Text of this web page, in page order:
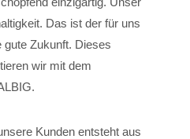
Das ist der für uns
gute Zukunft. Dieses
wir mit dem
Kunden entsteht aus